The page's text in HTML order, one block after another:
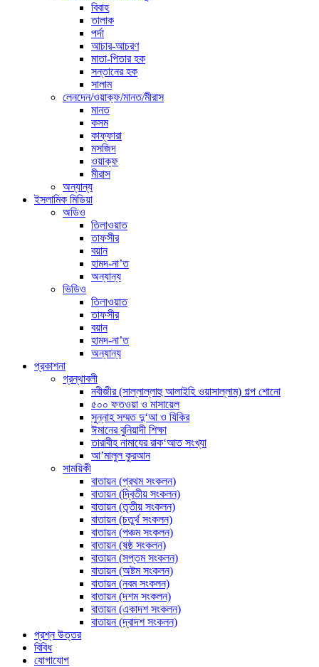
বিবাহ
তালাক
পর্দা
আচার-আচরণ
মাতা-পিতার হক
সন্তানের হক
সালাম
লেনদেন/ওয়াক্ফ/মানত/মীরাস
মানত
কসম
কাফ্ফারা
মসজিদ
ওয়াক্ফ
মীরাস
অন্যান্য
ইসলামিক মিডিয়া
অডিও
তিলাওয়াত
তাফসীর
বয়ান
হামদ-না’ত
অন্যান্য
ভিডিও
তিলাওয়াত
তাফসীর
বয়ান
হামদ-না’ত
অন্যান্য
প্রকাশনা
গ্রন্থাবলী
নবীজীর (সাল্লাল্লাহু আলাইহি ওয়াসাল্লাম) গল্প শোনো
৫০০ ফতওয়া ও মাসায়েল
সুন্নাহ সম্মত দু‘আ ও যিকির
ঈমানের বুনিয়াদী শিক্ষা
তারাবীহ নামাযের রাক‘আত সংখ্যা
আ’মালুল কুরআন
সাময়িকী
বাতায়ন (প্রথম সংকলন)
বাতায়ন (দ্বিতীয় সংকলন)
বাতায়ন (তৃতীয় সংকলন)
বাতায়ন (চতুর্থ সংকলন)
বাতায়ন (পঞ্চম সংকলন)
বাতায়ন (ষষ্ঠ সংকলন)
বাতায়ন (সপ্তম সংকলন)
বাতায়ন (অষ্টম সংকলন)
বাতায়ন (নবম সংকলন)
বাতায়ন (দশম সংকলন)
বাতায়ন (একাদশ সংকলন)
বাতায়ন (দ্বাদশ সংকলন)
প্রশ্ন উত্তর
বিবিধ
যোগাযোগ